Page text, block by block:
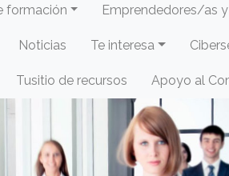
formación Emprendedores/as
Noticias Te interesa
Tusitio de recursos Apoyo al